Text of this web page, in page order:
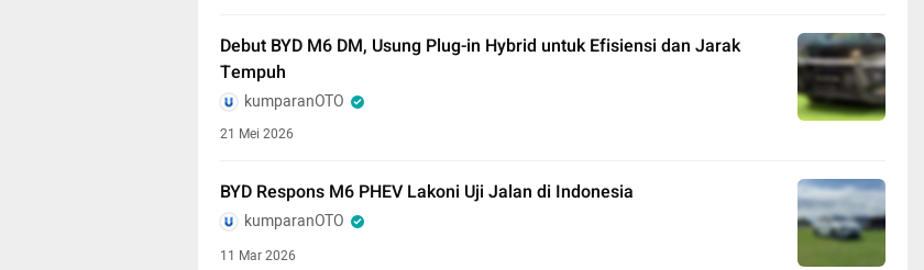
Debut BYD M6 DM, Usung Plug-in Hybrid untuk Efisiensi dan Jarak
Tempuh
kumparanOTO
21 Mei 2026
BYD Respons M6 PHEV Lakoni Uji Jalan di Indonesia
kumparanOTO
11 Mar 2026